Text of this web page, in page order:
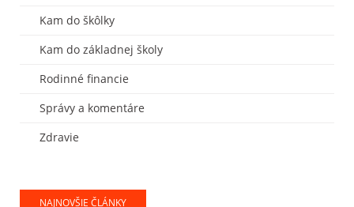
Kam do škôlky
Kam do základnej školy
Rodinné financie
Správy a komentáre
Zdravie
NAJNOVŠIE ČLÁNKY